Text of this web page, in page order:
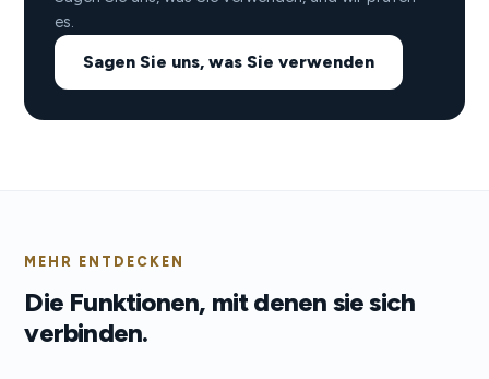
es.
Sagen Sie uns, was Sie verwenden
MEHR ENTDECKEN
Die Funktionen, mit denen sie sich
verbinden.